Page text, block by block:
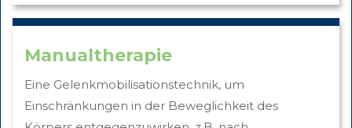
Manualtherapie
Eine Gelenkmobilisationstechnik, um
Einschränkungen in der Beweglichkeit des